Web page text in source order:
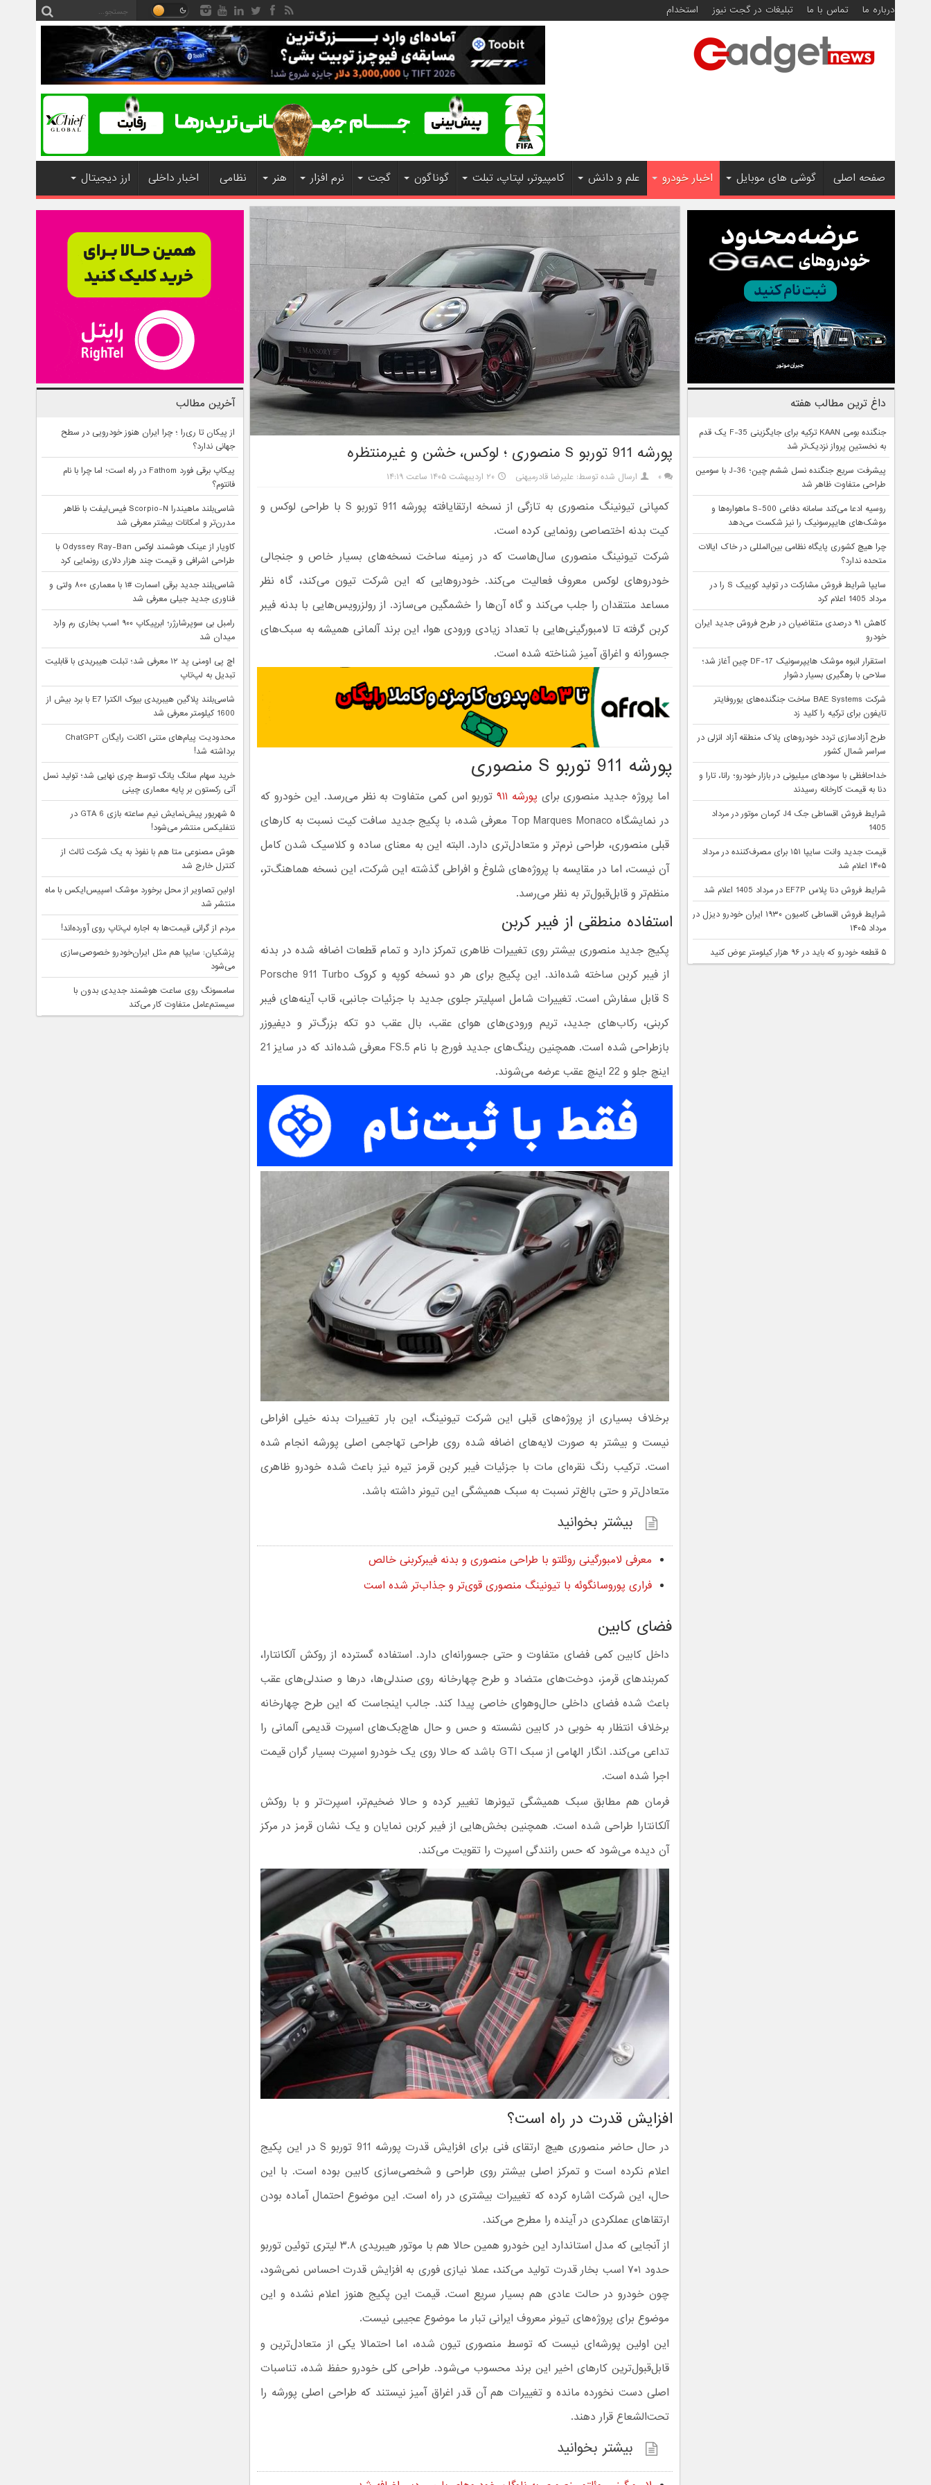
درباره ما تماس با ما تبلیغات در گجت نیوز استخدام
صفحه اصلی گوشی های موبایل اخبار خودرو علم و دانش کامپیوتر، لپتاپ، تبلت گوناگون گجت نرم افزار هنر نظامی اخبار داخلی ارز دیجیتال
پورشه 911 توربو S منصوری ؛ لوکس، خشن و غیرمنتظره
۰ ارسال شده توسط: علیرضا قادرمیهنی ۲۰ اردیبهشت ۱۴۰۵ ساعت ۱۴:۱۹
کمپانی تیونینگ منصوری به تازگی از نسخه ارتقایافته پورشه 911 توربو S با طراحی لوکس و
کیت بدنه اختصاصی رونمایی کرده است.
شرکت تیونینگ منصوری سال‌هاست که در زمینه ساخت نسخه‌های بسیار خاص و جنجالی
خودروهای لوکس معروف فعالیت می‌کند. خودروهایی که این شرکت تیون می‌کند، گاه نظر
مساعد منتقدان را جلب می‌کند و گاه آن‌ها را خشمگین می‌سازد. از رولزرویس‌هایی با بدنه فیبر
کربن گرفته تا لامبورگینی‌هایی با تعداد زیادی ورودی هوا، این برند آلمانی همیشه به سبک‌های
جسورانه و اغراق‌ آمیز شناخته شده است.
پورشه 911 توربو S منصوری
اما پروژه جدید منصوری برای پورشه ۹۱۱
توربو اس کمی متفاوت به نظر می‌رسد. این خودرو که
در نمایشگاه Top Marques Monaco معرفی شده، با پکیج جدید سافت کیت نسبت به کارهای
قبلی منصوری، طراحی نرم‌تر و متعادل‌تری دارد. البته این به معنای ساده و کلاسیک شدن کامل
آن نیست، اما در مقایسه با پروژه‌های شلوغ و افراطی گذشته این شرکت، این نسخه هماهنگ‌تر،
منظم‌تر و قابل‌قبول‌تر به نظر می‌رسد.
استفاده منطقی از فیبر کربن
پکیج جدید منصوری بیشتر روی تغییرات ظاهری تمرکز دارد و تمام قطعات اضافه‌ شده در بدنه
از فیبر کربن ساخته شده‌اند. این پکیج برای هر دو نسخه کوپه و کروک Porsche 911 Turbo
S قابل سفارش است. تغییرات شامل اسپلیتر جلوی جدید با جزئیات جانبی، قاب آینه‌های فیبر
کربنی، رکاب‌های جدید، تریم ورودی‌های هوای عقب، بال عقب دو‌ تکه بزرگ‌تر و دیفیوزر
بازطراحی‌ شده است. همچنین رینگ‌های جدید فورج‌ با نام FS.5 معرفی شده‌اند که در سایز 21
اینچ جلو و 22 اینچ عقب عرضه می‌شوند.
برخلاف بسیاری از پروژه‌های قبلی این شرکت تیونینگ، این بار تغییرات بدنه خیلی افراطی
نیست و بیشتر به‌ صورت لایه‌های اضافه‌ شده روی طراحی تهاجمی اصلی پورشه انجام شده
است. ترکیب رنگ نقره‌ای مات با جزئیات فیبر کربن قرمز تیره نیز باعث شده خودرو ظاهری
متعادل‌تر و حتی بالغ‌تر نسبت به سبک همیشگی این تیونر داشته باشد.
بیشتر بخوانید
معرفی لامبورگینی روئلتو با طراحی منصوری و بدنه‌ فیبرکربنی خالص
فراری پوروسانگوئه با تیونینگ منصوری قوی‌تر و جذاب‌تر شده است
فضای کابین
داخل کابین کمی فضای متفاوت و حتی جسورانه‌ای دارد. استفاده گسترده از روکش آلکانتارا،
کمربندهای قرمز، دوخت‌های متضاد و طرح چهارخانه روی صندلی‌ها، درها و صندلی‌های عقب
باعث شده فضای داخلی حال‌وهوای خاصی پیدا کند. جالب اینجاست که این طرح چهارخانه
برخلاف انتظار به‌ خوبی در کابین نشسته و حس و حال هاچ‌بک‌های اسپرت قدیمی آلمانی را
تداعی می‌کند. انگار الهامی از سبک GTI باشد که حالا روی یک خودرو اسپرت بسیار گران‌ قیمت
اجرا شده است.
فرمان هم مطابق سبک همیشگی تیونرها تغییر کرده و حالا ضخیم‌تر، اسپرت‌تر و با روکش
آلکانتارا طراحی شده است. همچنین بخش‌هایی از فیبر کربن نمایان و یک نشان قرمز در مرکز
آن دیده می‌شود که حس رانندگی اسپرت را تقویت می‌کند.
افزایش قدرت در راه است؟
در حال حاضر منصوری هیچ ارتقای فنی برای افزایش قدرت پورشه 911 توربو S در این پکیج
اعلام نکرده است و تمرکز اصلی بیشتر روی طراحی و شخصی‌سازی کابین بوده است. با این
حال، این شرکت اشاره کرده که تغییرات بیشتری در راه است. این موضوع احتمال آماده بودن
ارتقاهای عملکردی در آینده را مطرح می‌کند.
از آنجایی که مدل استاندارد این خودرو همین حالا هم با موتور هیبریدی ۳.۸ لیتری توئین‌ توربو
حدود ۷۰۱ اسب‌ بخار قدرت تولید می‌کند، عملا نیازی فوری به افزایش قدرت احساس نمی‌شود،
چون خودرو در حالت عادی هم بسیار سریع است. قیمت این پکیج هنوز اعلام نشده و این
موضوع برای پروژه‌های تیونر معروف ایرانی تبار ما موضوع عجیبی نیست.
این اولین پورشه‌ای نیست که توسط منصوری تیون شده، اما احتمالا یکی از متعادل‌ترین و
قابل‌قبول‌ترین کارهای اخیر این برند محسوب می‌شود. طراحی کلی خودرو حفظ شده، تناسبات
اصلی دست‌ نخورده مانده و تغییرات هم آن‌ قدر اغراق‌ آمیز نیستند که طراحی اصلی پورشه را
تحت‌الشعاع قرار دهند.
بیشتر بخوانید
داغ ترین مطالب هفته
جنگنده بومی KAAN ترکیه برای جایگزینی F-35 یک قدم
به نخستین پرواز نزدیک‌تر شد
پیشرفت سریع جنگنده نسل ششم چین؛ J-36 با سومین
طراحی متفاوت ظاهر شد
روسیه ادعا می‌کند سامانه دفاعی S-500 ماهواره‌ها و
موشک‌های هایپرسونیک را نیز شکست می‌دهد
چرا هیچ کشوری پایگاه نظامی بین‌المللی در خاک ایالات
متحده ندارد؟
سایپا شرایط فروش مشارکت در تولید کوییک S را در
مرداد 1405 اعلام کرد
کاهش ۹۱ درصدی متقاضیان در طرح فروش جدید ایران
خودرو
استقرار انبوه موشک هایپرسونیک DF-17 چین آغاز شد؛
سلاحی با رهگیری بسیار دشوار
شرکت BAE Systems ساخت جنگنده‌های یوروفایتر
تایفون برای ترکیه را کلید زد
طرح آزادسازی تردد خودروهای پلاک منطقه آزاد انزلی در
سراسر شمال کشور
خداحافظی با سودهای میلیونی در بازار خودرو؛ رانا، تارا و
دنا به قیمت کارخانه رسیدند
شرایط فروش اقساطی جک J4 کرمان موتور در مرداد
1405
قیمت جدید وانت سایپا ۱۵۱ برای مصرف‌کننده در مرداد
۱۴۰۵ اعلام شد
شرایط فروش دنا پلاس EF7P در مرداد 1405 اعلام شد
شرایط فروش اقساطی کامیون ۱۹۳۰ ایران خودرو دیزل در
مرداد ۱۴۰۵
۵ قطعه خودرو که باید در ۹۶ هزار کیلومتر عوض کنید
آخرین مطالب
از پیکان تا ری‌را ؛ چرا ایران هنوز خودرویی در سطح
جهانی ندارد؟
پیکاپ برقی فورد Fathom در راه است؛ اما چرا با نام
فانتوم؟
شاسی‌بلند ماهیندرا Scorpio-N فیس‌لیفت با ظاهر
مدرن‌تر و امکانات بیشتر معرفی شد
کاویار از عینک هوشمند لوکس Odyssey Ray-Ban با
طراحی اشرافی و قیمت چند هزار دلاری رونمایی کرد
شاسی‌بلند جدید برقی اسمارت #۱ با معماری ۸۰۰ ولتی و
فناوری جدید جیلی معرفی شد
رامبل بی سوپرشارژر؛ ابرپیکاپ ۹۰۰ اسب بخاری رم وارد
میدان شد
اچ پی اومنی پد ۱۲ معرفی شد؛ تبلت هیبریدی با قابلیت
تبدیل به لپ‌تاپ
شاسی‌بلند پلاگین هیبریدی بیوک الکترا E7 با برد بیش از
1600 کیلومتر معرفی شد
محدودیت پیام‌های متنی اکانت رایگان ChatGPT
برداشته شد!
خرید سهام سانگ‌ یانگ توسط چری نهایی شد؛ تولید نسل
آتی رکستون بر پایه معماری چینی
۵ شهریور پیش‌نمایش نیم ساعته بازی GTA 6 در
نتفلیکس منتشر می‌شود!
هوش مصنوعی متا هم با نفوذ به یک شرکت ثالث از
کنترل خارج شد
اولین تصاویر از محل برخورد موشک اسپیس‌ایکس با ماه
منتشر شد
مردم از گرانی قیمت‌ها به اجاره لپ‌تاپ روی آورده‌اند!
پزشکیان: سایپا هم مثل ایران‌خودرو خصوصی‌سازی
می‌شود
سامسونگ روی ساعت هوشمند جدیدی بدون با
سیستم‌عامل متفاوت کار می‌کند